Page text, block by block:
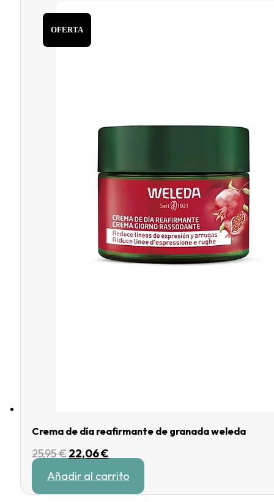
OFERTA
Crema de día reafirmante de granada weleda
25,95€El
original
era:
22,06€
actual
es:
Añadir al carrito